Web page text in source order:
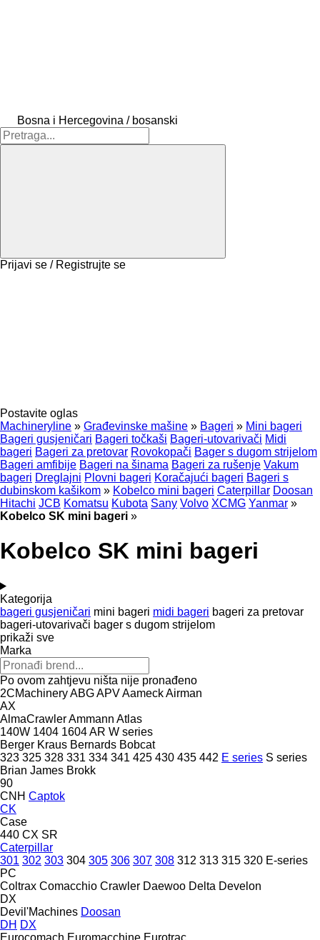
Bosna i Hercegovina / bosanski
Prijavi se / Registrujte se
Postavite oglas
Machineryline » Građevinske mašine » Bageri » Mini bageri
Bageri gusjeničari Bageri točkaši Bageri-utovarivači Midi
bageri Bageri za pretovar Rovokopači Bager s dugom strijelom
Bageri amfibije Bageri na šinama Bageri za rušenje Vakum
bageri Dreglajni Plovni bageri Koračajući bageri Bageri s
dubinskom kašikom » Kobelco mini bageri Caterpillar Doosan
Hitachi JCB Komatsu Kubota Sany Volvo XCMG Yanmar »
Kobelco SK mini bageri »
Kobelco SK mini bageri
Kategorija
bageri gusjeničari mini bageri midi bageri bageri za pretovar
bageri-utovarivači bager s dugom strijelom
prikaži sve
Marka
Po ovom zahtjevu ništa nije pronađeno
2CMachineryABGAPVAameckAirman
AX
AlmaCrawlerAmmann Atlas
140W 1404 1604AR W series
Berger Kraus Bernards Bobcat
323 325 328 331 334 341 425 430 435 442 E series S series
Brian James Brokk
90
CNH Captok
CK
Case
440 CX SR
Caterpillar
301 302 303 304 305 306 307 308 312 313 315 320 E-series
PC
Coltrax Comacchio Crawler Daewoo Delta Develon
DX
Devil'Machines Doosan
DH DX
Eurocomach Euromacchine Eurotrac